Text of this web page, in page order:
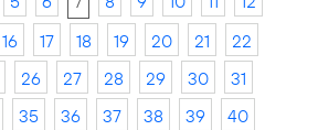
16 17 18 19 20 21
22
26 27 28 29 30
31
35 36 37 38 39
40